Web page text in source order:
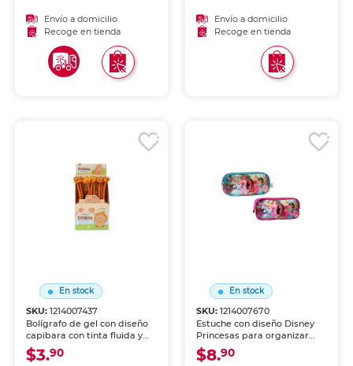
Envío a domicilio
Recoge en tienda
Envío a domicilio
Recoge en tienda
En stock
SKU:1214007437
Bolígrafo de gel con diseño
capibara con tinta fluida y
secado rápido. Trazo nítido y
constante, ideal para
$3.90
En stock
SKU: 1214007670
Estuche con diseño Disney
Princesas para organizar
lápices, bolígrafos y útiles.
Cierre seguro y diseño
$8.90